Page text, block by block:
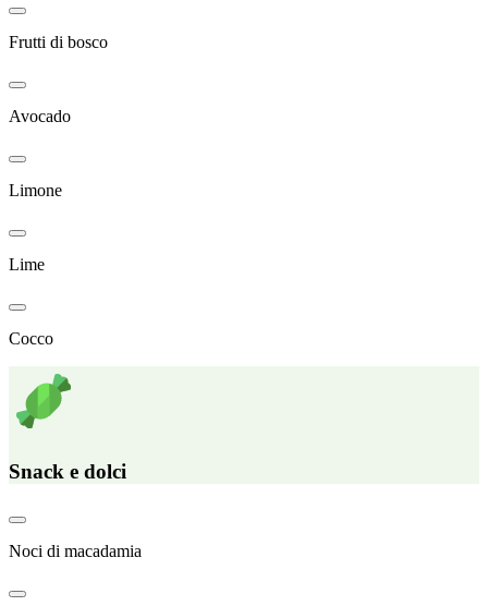
Frutti di bosco
Avocado
Limone
Lime
Cocco
Snack e dolci
Noci di macadamia